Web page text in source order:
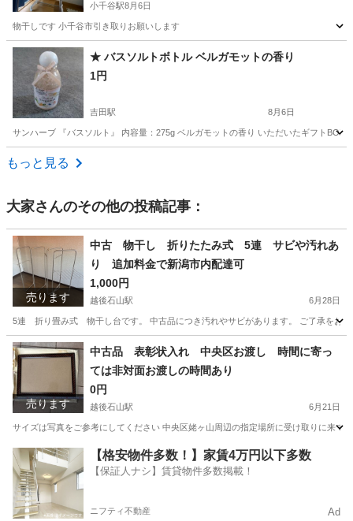
小千谷駅8月6日
物干しです 小千谷市引き取りお願いします
新潟 小千谷市 小千谷駅 生活雑貨 ★ バスソルトボトル ベルガモットの香り
1円
吉田駅 8月6日
サンハーブ 『バスソルト』 内容量：275g ベルガモットの香り いただいたギフト
新潟 燕市
もっと見る
大家さんのその他の投稿記事：
売ります
中古 物干し 折りたたみ式 5連 サビや汚れあ
り 追加料金で新潟市内配達可
1,000円
越後石山駅 6月28日
5連 折り畳み式 物干し台です。 中古品につき汚れやサビがあります。 ご了承をお
新潟 新潟市 越後石山駅 洗濯用品
売ります
中古品 表彰状入れ 中央区お渡し 時間に寄っ
ては非対面お渡しの時間あり
0円
越後石山駅 6月21日
サイズは写真をご参考にしてください 中央区姥ヶ山周辺の指定場所に受け取りに来
新潟 新潟市 越後石山駅 アルバム
【格安物件多数！】家賃4万円以下多数
【保証人ナシ】賃貸物件多数掲載！
ニフティ不動産 Ad